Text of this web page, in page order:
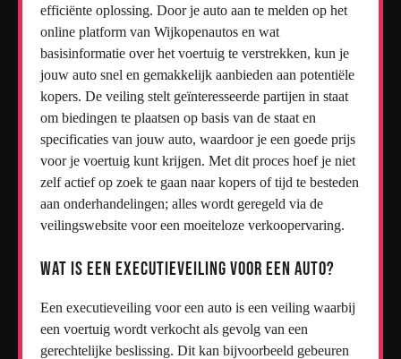
efficiënte oplossing. Door je auto aan te melden op het
online platform van Wijkopenautos en wat
basisinformatie over het voertuig te verstrekken, kun je
jouw auto snel en gemakkelijk aanbieden aan potentiële
kopers. De veiling stelt geïnteresseerde partijen in staat
om biedingen te plaatsen op basis van de staat en
specificaties van jouw auto, waardoor je een goede prijs
voor je voertuig kunt krijgen. Met dit proces hoef je niet
zelf actief op zoek te gaan naar kopers of tijd te besteden
aan onderhandelingen; alles wordt geregeld via de
veilingswebsite voor een moeiteloze verkoopervaring.
Wat is een executieveiling voor een auto?
Een executieveiling voor een auto is een veiling waarbij
een voertuig wordt verkocht als gevolg van een
gerechtelijke beslissing. Dit kan bijvoorbeeld gebeuren